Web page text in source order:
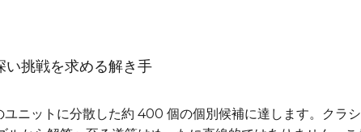
挑戦を求める解き手
ニットに分散した約 400 個の個別候補に達します。クラ